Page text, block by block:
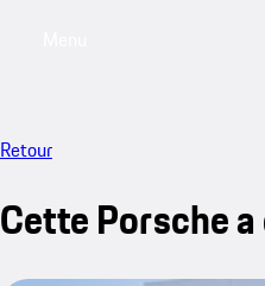
Retour
Cette Porsche